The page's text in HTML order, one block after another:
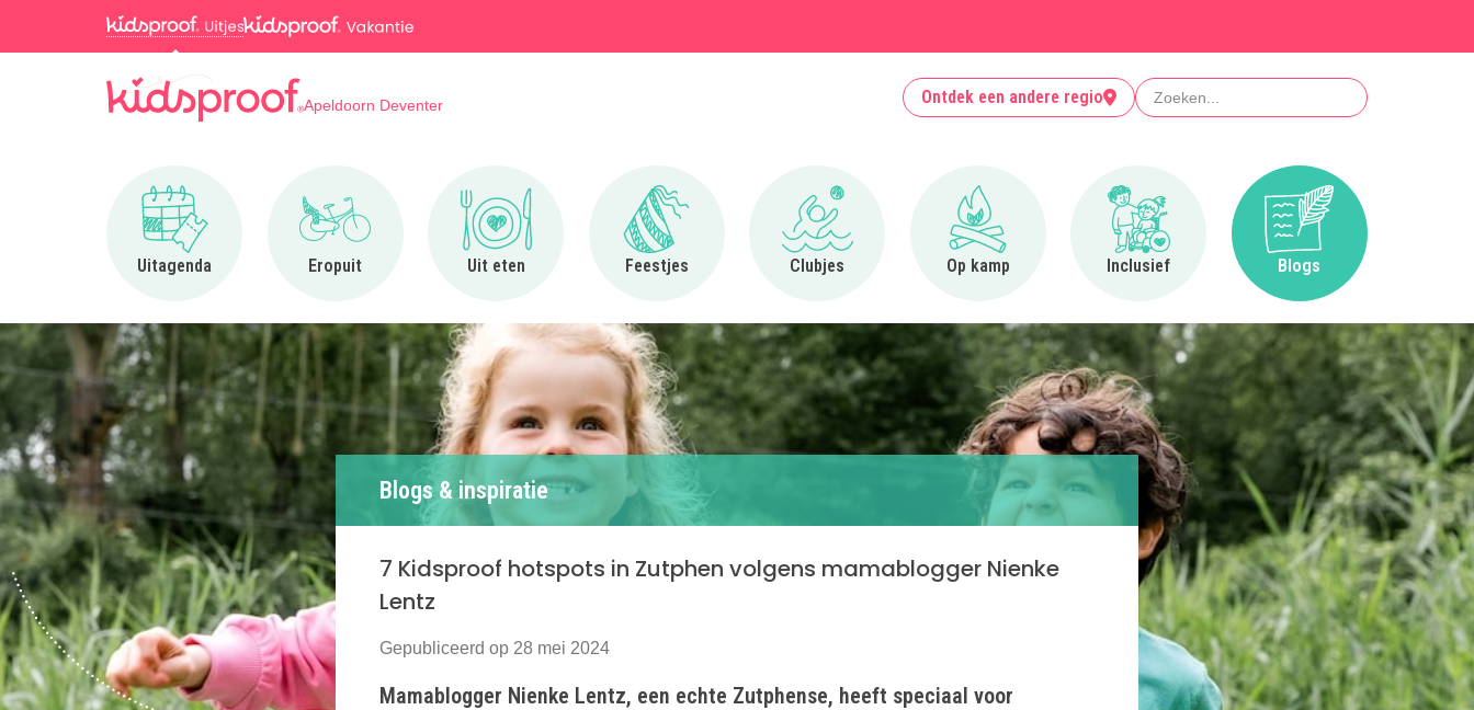
Apeldoorn Deventer Ontdek een andere regio Zoeken
Uitagenda
Ga naar Uitagenda
Eropuit
Ga naar Eropuit
Uit eten
Ga naar Uit eten
Feestjes
Ga naar Feestjes
Clubjes
Ga naar Clubjes
Op kamp
Ga naar Op kamp
Inclusief
Ga naar Inclusief
Blogs
Ga naar Blogs
Blogs & inspiratie
7 Kidsproof hotspots in Zutphen volgens mamablogger Nienke
Lentz
Gepubliceerd op 28 mei 2024
Mamablogger Nienke Lentz, een echte Zutphense, heeft speciaal voor